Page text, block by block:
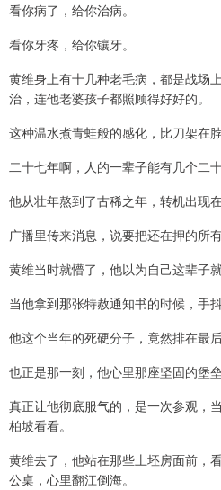
看你病了，给你治病。
看你牙疼，给你镶牙。
黄维身上有十几种老毛病，都是战场
治，连他老婆孩子都照顾得好好的。
这种温水煮青蛙般的感化，比刀架在
二十七年啊，人的一辈子能有几个二
他从壮年熬到了古稀之年，转机出现
广播里传来消息，说要把还在押的所
黄维当时就懵了，他以为自己这辈子
当他拿到那张特赦通知书的时候，手
他这个当年的死硬分子，竟然排在最
也正是那一刻，他心里那座坚固的堡
真正让他彻底服气的，是一次参观，
柏坡看看。
黄维去了，他站在那些土坯房面前，
公桌，心里翻江倒海。